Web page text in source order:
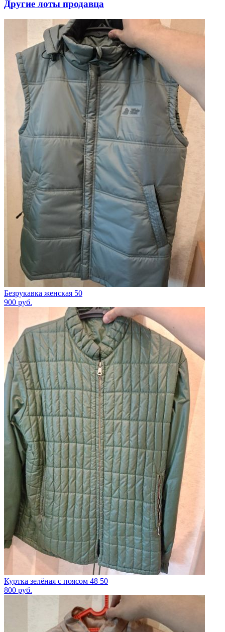
Другие лоты продавца
Безрукавка женская 50
900 руб.
Куртка зелёная с поясом 48 50
800 руб.